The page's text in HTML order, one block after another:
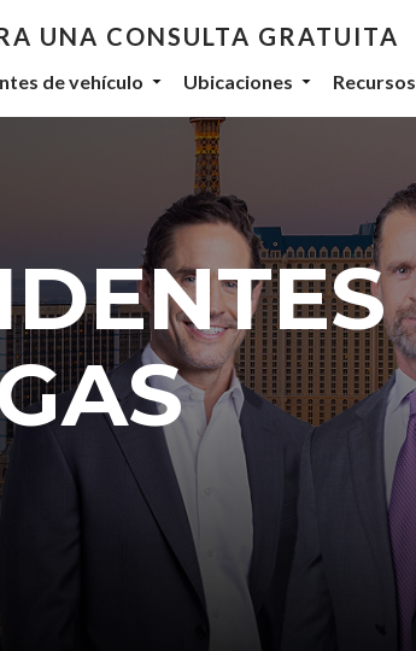
UNA CONSULTA GRATUITA
de vehículo Ubicaciones Recursos
SUBSCRIBE
Las Vegas, NV, 89104, US, http://www.dlgteam.com. You can
are serviced by Constant Contact.